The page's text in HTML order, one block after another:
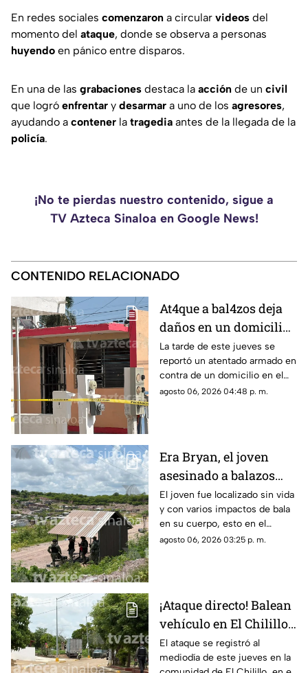
En redes sociales comenzaron a circular videos del
momento del ataque, donde se observa a personas
huyendo en pánico entre disparos.
En una de las grabaciones destaca la acción de un civil
que logró enfrentar y desarmar a uno de los agresores,
ayudando a contener la tragedia antes de la llegada de la
policía.
¡No te pierdas nuestro contenido, sigue a
TV Azteca Sinaloa en Google News!
CONTENIDO RELACIONADO
At4que a bal4zos deja
daños en un domicilio
del Infonavit Playas, en
Mazatlán
La tarde de este jueves se
reportó un atentado armado en
contra de un domicilio en el
puerto de Mazatlán
agosto 06, 2026 04:48 p. m.
Era Bryan, el joven
asesinado a balazos
cerca del basurón de
Culiacán
El joven fue localizado sin vida
y con varios impactos de bala
en su cuerpo, esto en el
relleno sanitario de Culiacán,
agosto 06, 2026 03:25 p. m.
¡Ataque directo! Balean
vehículo en El Chilillo,
en Mazatlán; hay un
herido
El ataque se registró al
mediodía de este jueves en la